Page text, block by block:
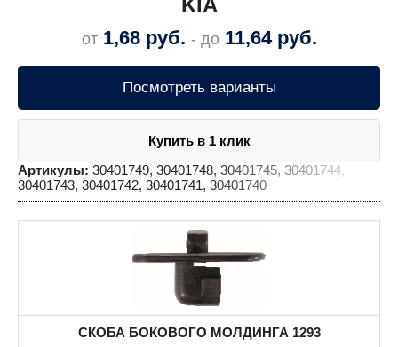
от 1,68 руб. - до 11,64 руб.
Посмотреть варианты
Купить в 1 клик
Артикулы: 30401749, 30401748, 30401745, 30401744,
30401743, 30401742, 30401741, 30401740
СКОБА БОКОВОГО МОЛДИНГА 1293